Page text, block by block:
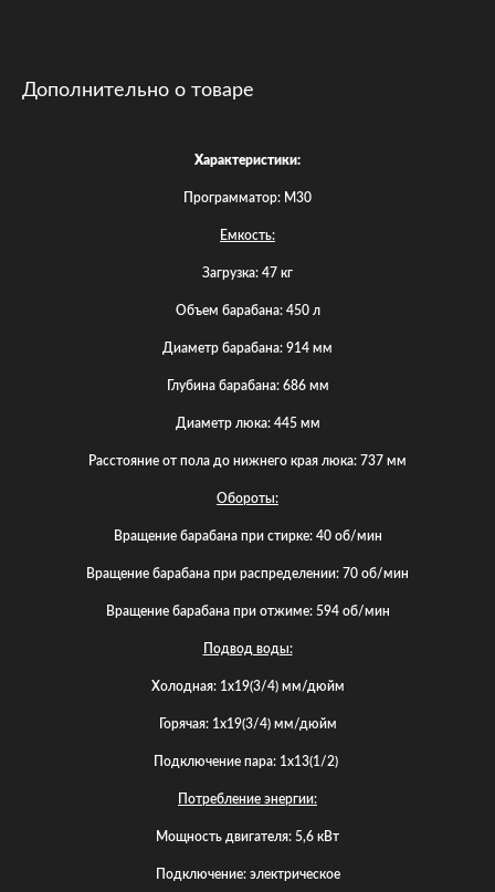
Дополнительно о товаре
Характеристики:
Программатор: М30
Емкость:
Загрузка: 47 кг
Объем барабана: 450 л
Диаметр барабана: 914 мм
Глубина барабана: 686 мм
Диаметр люка: 445 мм
Расстояние от пола до нижнего края люка: 737 мм
Обороты:
Вращение барабана при стирке: 40 об/мин
Вращение барабана при распределении: 70 об/мин
Вращение барабана при отжиме: 594 об/мин
Подвод воды:
Холодная: 1х19(3/4) мм/дюйм
Горячая: 1х19(3/4) мм/дюйм
Подключение пара: 1х13(1/2)
Потребление энергии:
Мощность двигателя: 5,6 кВт
Подключение: электрическое